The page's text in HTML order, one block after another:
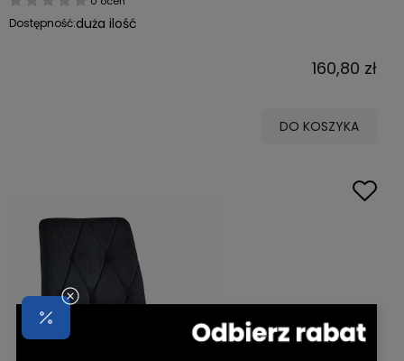
Dostępność:duża ilość
160,80 zł
DO KOSZYKA